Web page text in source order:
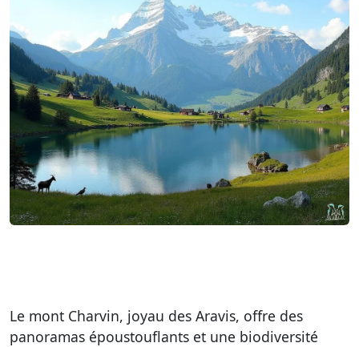
Le mont Charvin, joyau des Aravis, offre des
panoramas époustouflants et une biodiversité